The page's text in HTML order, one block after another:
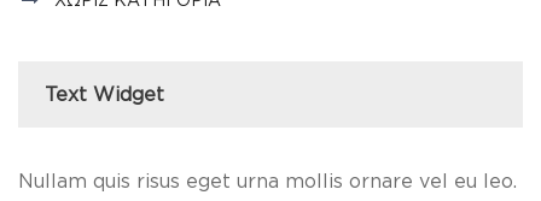
Text Widget
Nullam quis risus eget urna mollis ornare vel eu leo.